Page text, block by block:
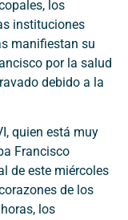
los
instituciones
manifiestan su
por la salud
debido a la
quien está muy
Francisco
de este miércoles
de los
los